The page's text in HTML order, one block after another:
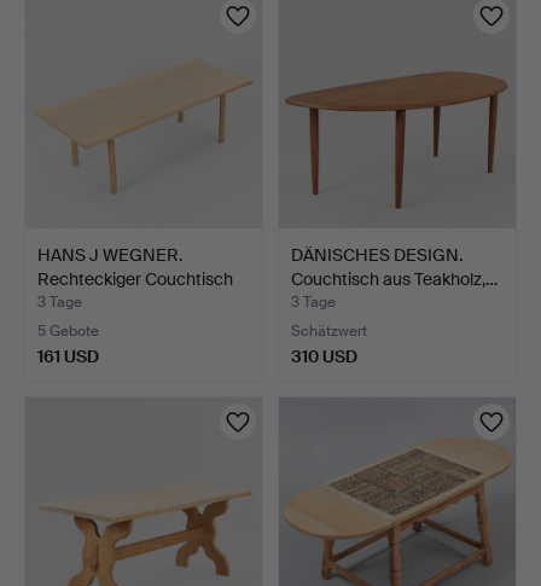
HANS J WEGNER.
Rechteckiger Couchtisch
aus…
3 Tage
5 Gebote
161 USD
DÄNISCHES DESIGN.
Couchtisch aus Teakholz,…
3 Tage
Schätzwert
310 USD